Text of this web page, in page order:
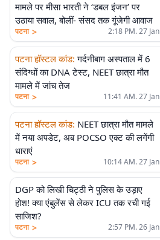
मामले पर मीसा भारती ने ‘डबल इंजन’ पर
उठाया सवाल, बोलीं- संसद तक गूंजेगी आवाज
पटना > 2:18 PM. 27 Jan
पटना हॉस्टल कांड: गर्दनीबाग अस्पताल में 6
संदिग्धों का DNA टेस्ट, NEET छात्रा मौत
मामले में जांच तेज
पटना > 11:41 AM. 27 Jan
पटना हॉस्टल कांड: NEET छात्रा मौत मामले
में नया अपडेट, अब POCSO एक्ट की लगेंगी
धाराएं
पटना > 10:14 AM. 27 Jan
DGP को लिखी चिट्ठी ने पुलिस के उड़ाए
होश! क्या एंबुलेंस से लेकर ICU तक रची गई
साजिश?
पटना > 2:57 PM. 26 Jan